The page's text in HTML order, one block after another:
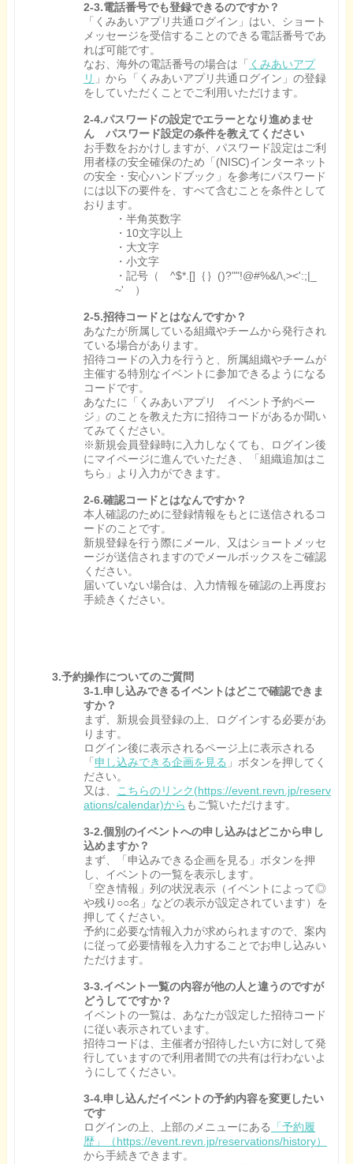
2-3.電話番号でも登録できるのですか？
「くみあいアプリ共通ログイン」はい、ショート
メッセージを受信することのできる電話番号であ
れば可能です。
なお、海外の電話番号の場合は「 くみあいアプ
リ 」から「くみあいアプリ共通ログイン」の登録
をしていただくことでご利用いただけます。
2-4.パスワードの設定でエラーとなり進めませ
ん パスワード設定の条件を教えてください
お手数をおかけしますが、パスワード設定はご利
用者様の安全確保のため「(NISC)インターネット
の安全・安心ハンドブック」を参考にパスワード
には以下の要件を、すべて含むことを条件として
おります。
・半角英数字
・10文字以上
・大文字
・小文字
・記号（ ^$*.[]｛｝()?""!@#%&/\,><':;|_
~' ）
2-5.招待コードとはなんですか？
あなたが所属している組織やチームから発行され
ている場合があります。
招待コードの入力を行うと、所属組織やチームが
主催する特別なイベントに参加できるようになる
コードです。
あなたに「くみあいアプリ イベント予約ペー
ジ」のことを教えた方に招待コードがあるか聞い
てみてください。
※新規会員登録時に入力しなくても、ログイン後
にマイページに進んでいただき、「組織追加はこ
ちら」より入力ができます。
2-6.確認コードとはなんですか？
本人確認のために登録情報をもとに送信されるコ
ードのことです。
新規登録を行う際にメール、又はショートメッセ
ージが送信されますのでメールボックスをご確認
ください。
届いていない場合は、入力情報を確認の上再度お
手続きください。
3.予約操作についてのご質問
3-1.申し込みできるイベントはどこで確認できま
すか？
まず、新規会員登録の上、ログインする必要があ
ります。
ログイン後に表示されるページ上に表示される
「 申し込みできる企画を見る 」ボタンを押してく
ださい。
又は、
こちらのリンク(https://event.revn.jp/reserv
ations/calendar)から もご覧いただけます。
3-2.個別のイベントへの申し込みはどこから申し
込めますか？
まず、「申込みできる企画を見る」ボタンを押
し、イベントの一覧を表示します。
「空き情報」列の状況表示（イベントによって◎
や残り○○名」などの表示が設定されています）を
押してください。
予約に必要な情報入力が求められますので、案内
に従って必要情報を入力することでお申し込みい
ただけます。
3-3.イベント一覧の内容が他の人と違うのですが
どうしてですか？
イベントの一覧は、あなたが設定した招待コード
に従い表示されています。
招待コードは、主催者が招待したい方に対して発
行していますので利用者間での共有は行わないよ
うにしてください。
3-4.申し込んだイベントの予約内容を変更したい
です
ログインの上、上部のメニューにある
「予約履
歴」（https://event.revn.jp/reservations/history）
から手続きできます。